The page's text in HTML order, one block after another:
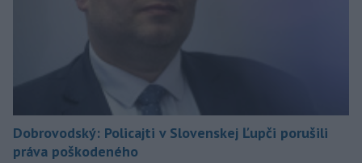
Dobrovodský: Policajti v Slovenskej Ľupči porušili
práva poškodeného